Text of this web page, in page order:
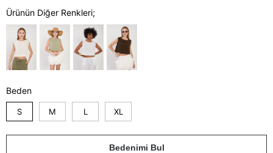
Ürünün Diğer Renkleri;
Beden
S M L XL
Bedenimi Bul